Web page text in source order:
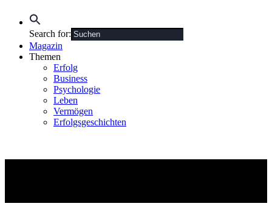
Search for:
Magazin
Themen
Erfolg
Business
Psychologie
Leben
Vermögen
Erfolgsgeschichten